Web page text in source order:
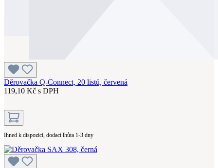
Děrovačka Q-Connect, 20 listů, červená
119,10 Kč s DPH
Ihned k dispozici, dodací lhůta 1-3 dny